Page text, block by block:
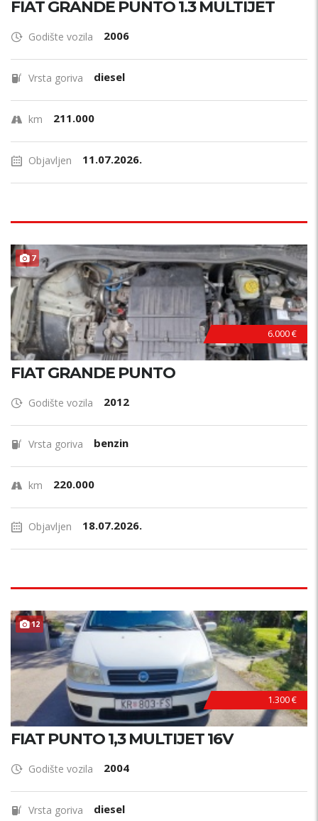
FIAT GRANDE PUNTO 1.3 MULTIJET
Godište vozila 2006
Vrsta goriva diesel
km 211.000
Objavljen 11.07.2026.
7
6.000 €
FIAT GRANDE PUNTO
Godište vozila 2012
Vrsta goriva benzin
km 220.000
Objavljen 18.07.2026.
12
1.300 €
FIAT PUNTO 1,3 MULTIJET 16V
Godište vozila 2004
Vrsta goriva diesel